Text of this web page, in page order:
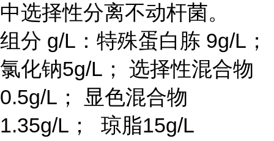
中选择性分离不动杆菌。
组分 g/L：特殊蛋白胨 9g/L；
氯化钠5g/L； 选择性混合物
0.5g/L； 显色混合物
1.35g/L； 琼脂15g/L